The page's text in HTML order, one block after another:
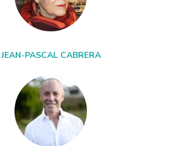
JEAN-PASCAL CABRERA